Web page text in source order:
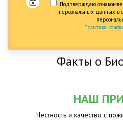
Подтверждаю
персональных данных в
Политика
Факты о
НАШ
Честность и качество с